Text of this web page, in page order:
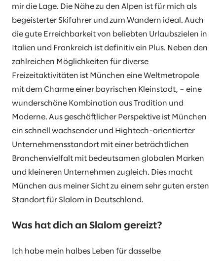
mir die Lage. Die Nähe zu den Alpen ist für mich als
begeisterter Skifahrer und zum Wandern ideal. Auch
die gute Erreichbarkeit von beliebten Urlaubszielen in
Italien und Frankreich ist definitiv ein Plus. Neben den
zahlreichen Möglichkeiten für diverse
Freizeitaktivitäten ist München eine Weltmetropole
mit dem Charme einer bayrischen Kleinstadt, – eine
wunderschöne Kombination aus Tradition und
Moderne. Aus geschäftlicher Perspektive ist München
ein schnell wachsender und Hightech-orientierter
Unternehmensstandort mit einer beträchtlichen
Branchenvielfalt mit bedeutsamen globalen Marken
und kleineren Unternehmen zugleich. Dies macht
München aus meiner Sicht zu einem sehr guten ersten
Standort für Slalom in Deutschland.
Was hat dich an Slalom gereizt?
Ich habe mein halbes Leben für dasselbe